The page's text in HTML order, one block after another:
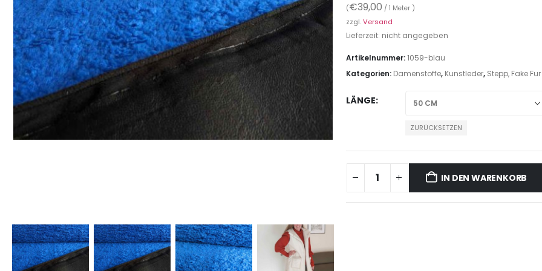
(€39,00 / 1 Meter )
zzgl.Versand
Lieferzeit: nicht angegeben
Artikelnummer:1059-blau
Kategorien: Damenstoffe, Kunstleder, Stepp, Fake
LÄNGE
ZURÜCKSETZEN
IN DEN WARENKORB